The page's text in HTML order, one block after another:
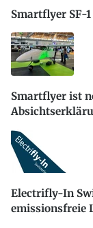
Smartflyer SF-
Smartflyer ist
Electrifly-In
emissionsfreie